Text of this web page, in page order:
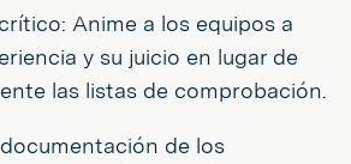
Anime a los equipos a
y su juicio en lugar de
las listas de comprobación.
de los